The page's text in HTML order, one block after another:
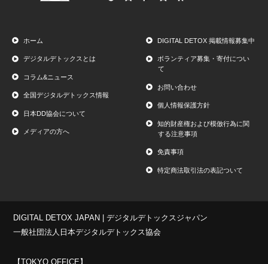
ホーム
デジタルデトックスとは
コラム&ニュース
全国デジタルデトックス情報
日本DD協会について
メディアの方へ
DIGITAL DETOX 掲載情報募集中
ボランティア募集・寄付につい
て
お問い合わせ
個人情報保護方針
知的財産権および模倣行為に関
する注意事項
免責事項
特定商法取引法の表記ついて
DIGITAL DETOX JAPAN | デジタルデトックスジャパン
一般社団法人日本デジタルデトックス協会
【TOKYO OFFICE】